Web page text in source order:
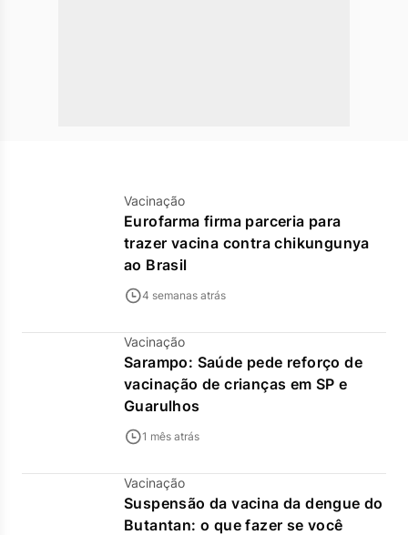
Vacinação
Eurofarma firma parceria para
trazer vacina contra chikungunya
ao Brasil
4 semanas atrás
Vacinação
Sarampo: Saúde pede reforço de
vacinação de crianças em SP e
Guarulhos
1 mês atrás
Vacinação
Suspensão da vacina da dengue do
Butantan: o que fazer se você